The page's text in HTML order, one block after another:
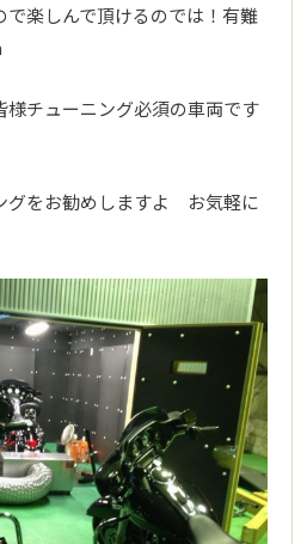
楽しんで頂けるのでは！有難
様チューニング必須の車両です
グをお勧めしますよ お気軽に